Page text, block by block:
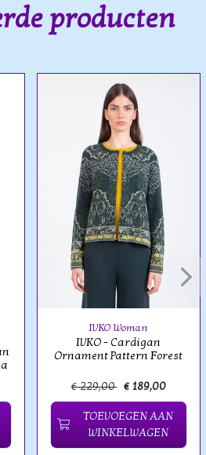
producten
IVKO Woman
IVKO - Cardigan
Ornament Pattern Forest
€ 229,00 € 189,00
TOEVOEGEN AAN
WINKELWAGEN